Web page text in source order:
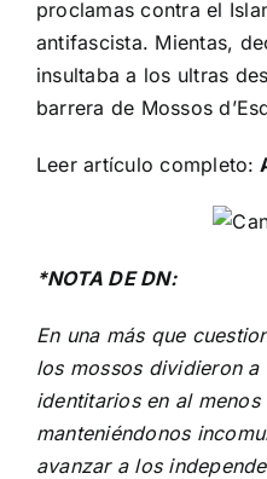
proclamas contra el
antifascista. Mientas,
insultaba a los ultras
barrera de Mossos
Leer artículo completo:
*NOTA DE DN:
En una más que
los mossos dividieron a
identitarios en al
manteniéndonos
avanzar a los